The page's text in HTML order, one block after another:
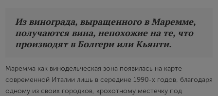
Из винограда, выращенного в Маремме,
получаются вина, непохожие на те, что
производят в Болгери или Кьянти.
Маремма как винодельческая зона появилась на карте
современной Италии лишь в середине 1990-х годов, благодаря
одному из своих городков, крохотному местечку под